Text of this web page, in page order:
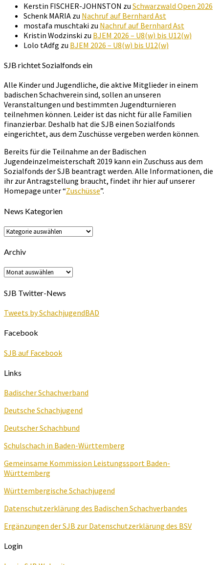
Kerstin FISCHER-JOHNSTON zu Schwarzwald Open 2026
Schenk MARIA zu Nachruf auf Bernhard Ast
mostafa muschtaki zu Nachruf auf Bernhard Ast
Kristin Wodzinski zu BJEM 2026 – U8(w) bis U12(w)
Lolo tAdfg zu BJEM 2026 – U8(w) bis U12(w)
SJB richtet Sozialfonds ein
Alle Kinder und Jugendliche, die aktive Mitglieder in einem
badischen Schachverein sind, sollen an unseren
Veranstaltungen und bestimmten Jugendturnieren
teilnehmen können. Leider ist das nicht für alle Familien
finanzierbar. Deshalb hat die SJB einen Sozialfonds
eingerichtet, aus dem Zuschüsse vergeben werden können.
Bereits für die Teilnahme an der Badischen
Jugendeinzelmeisterschaft 2019 kann ein Zuschuss aus dem
Sozialfonds der SJB beantragt werden. Alle Informationen, die
ihr zur Antragstellung braucht, findet ihr hier auf unserer
Homepage unter “Zuschüsse”.
News Kategorien
News
Kategorien
Archiv
Archiv
SJB Twitter-News
Tweets by SchachjugendBAD
Facebook
SJB auf Facebook
Links
Badischer Schachverband
Deutsche Schachjugend
Deutscher Schachbund
Schulschach in Baden-Württemberg
Gemeinsame Kommission Leistungssport Baden-
Württemberg
Württembergische Schachjugend
Datenschutzerklärung des Badischen Schachverbandes
Ergänzungen der SJB zur Datenschutzerklärung des BSV
Login